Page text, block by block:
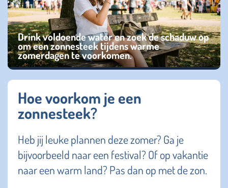
Drink voldoende water en zoek de schaduw op
om een zonnesteek tijdens warme
zomerdagen te voorkomen.
Hoe voorkom je een
zonnesteek?
Heb jij leuke plannen deze zomer? Ga je
bijvoorbeeld naar een festival? Of op vakantie
naar een warm land? Pas dan op met de zon.